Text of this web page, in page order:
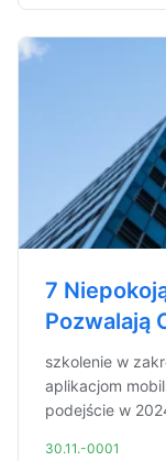
7
Pozwalają
szkolenie w
aplikacjom
podejście w
30.11.-0001